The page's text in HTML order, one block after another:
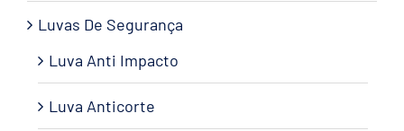
Luvas De Segurança
Luva Anti Impacto
Luva Anticorte